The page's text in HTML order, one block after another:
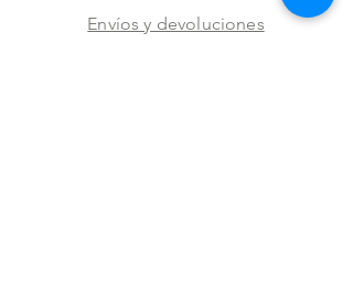
Envíos y devoluciones